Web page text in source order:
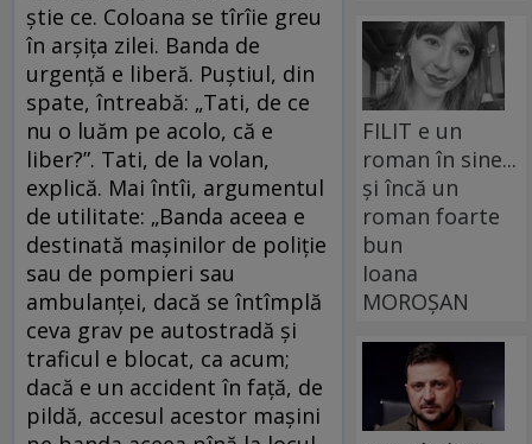
știe ce. Coloana se tîrîie greu
în arșița zilei. Banda de
urgență e liberă. Puștiul, din
spate, întreabă: „Tati, de ce
nu o luăm pe acolo, că e
liber?”. Tati, de la volan,
explică. Mai întîi, argumentul
de utilitate: „Banda aceea e
destinată mașinilor de poliție
sau de pompieri sau
ambulanței, dacă se întîmplă
ceva grav pe autostradă și
traficul e blocat, ca acum;
dacă e un accident în față, de
pildă, accesul acestor mașini
FILIT e un
roman în sine...
și încă un
roman foarte
bun
Ioana
MOROȘAN